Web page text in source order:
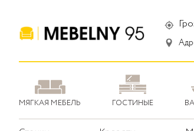
МЯГКАЯ МЕБЕЛЬ ГОСТИНЫЕ